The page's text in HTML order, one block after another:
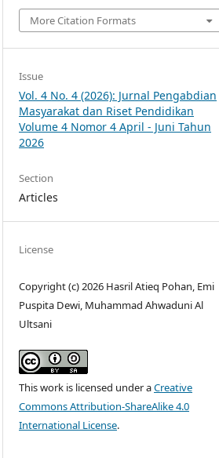
More Citation Formats
Issue
Vol. 4 No. 4 (2026): Jurnal Pengabdian
Masyarakat dan Riset Pendidikan
Volume 4 Nomor 4 April - Juni Tahun
2026
Section
Articles
License
Copyright (c) 2026 Hasril Atieq Pohan, Emi
Puspita Dewi, Muhammad Ahwaduni Al
Ultsani
This work is licensed under aCreative
Commons Attribution-ShareAlike 4.0
International License.